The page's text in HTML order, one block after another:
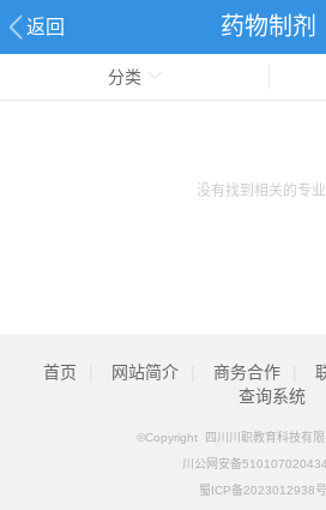
返回 药物制剂
分类
没有找到相关的专业
首页 网站简介 商务合作
查询系统
©Copyright 四川川职教育科技有限
川公网安备
蜀ICP备2023012938